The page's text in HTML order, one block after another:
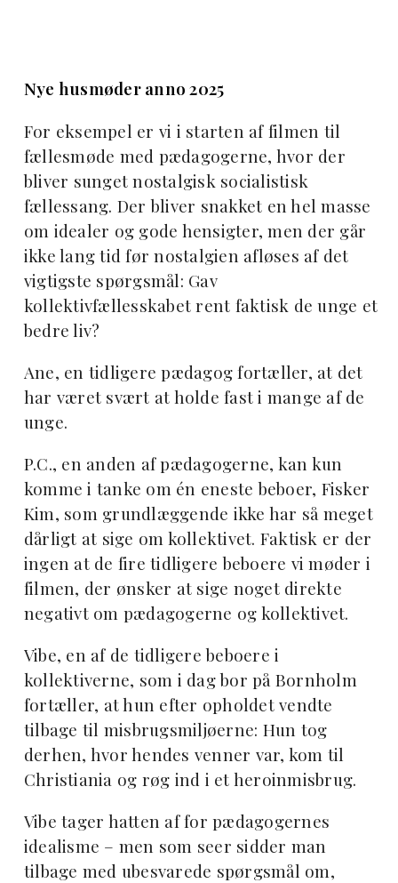
Nye husmøder anno 2025
For eksempel er vi i starten af filmen til
fællesmøde med pædagogerne, hvor der
bliver sunget nostalgisk socialistisk
fællessang. Der bliver snakket en hel masse
om idealer og gode hensigter, men der går
ikke lang tid før nostalgien afløses af det
vigtigste spørgsmål: Gav
kollektivfællesskabet rent faktisk de unge et
bedre liv?
Ane, en tidligere pædagog fortæller, at det
har været svært at holde fast i mange af de
unge.
P.C., en anden af pædagogerne, kan kun
komme i tanke om én eneste beboer, Fisker
Kim, som grundlæggende ikke har så meget
dårligt at sige om kollektivet. Faktisk er der
ingen at de fire tidligere beboere vi møder i
filmen, der ønsker at sige noget direkte
negativt om pædagogerne og kollektivet.
Vibe, en af de tidligere beboere i
kollektiverne, som i dag bor på Bornholm
fortæller, at hun efter opholdet vendte
tilbage til misbrugsmiljøerne: Hun tog
derhen, hvor hendes venner var, kom til
Christiania og røg ind i et heroinmisbrug.
Vibe tager hatten af for pædagogernes
idealisme – men som seer sidder man
tilbage med ubesvarede spørgsmål om,